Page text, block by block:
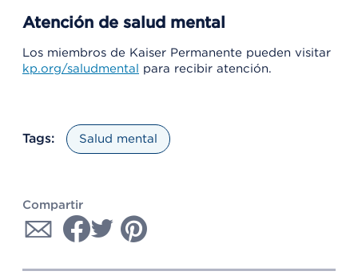
Atención de salud mental
Los miembros de Kaiser Permanente pueden visitar
kp.org/saludmental para recibir atención.
Tags: Salud mental
Compartir